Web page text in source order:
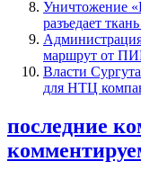
​Уничтожение
разъедает
маршрут от
Власти
для НТЦ
последние